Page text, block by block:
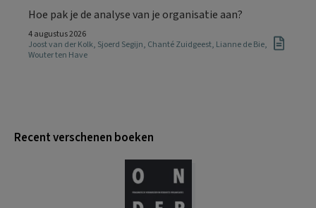
Hoe pak je de analyse van je organisatie aan?
4 augustus 2026
Joost van der Kolk, Sjoerd Segijn, Chanté Zuidgeest, Lianne de Bie,
Wouter ten Have
Recent verschenen boeken